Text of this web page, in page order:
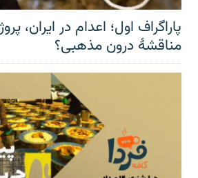
پاراگراف اول؛ اعدام در ایران،
مناقشهٔ درون مذهبی؟